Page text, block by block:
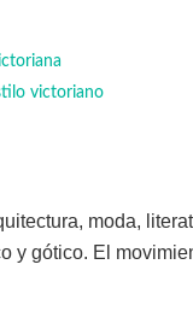
victoriano
moda,
y gótico. El